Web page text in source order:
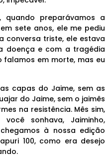
quando preparávamos a
sete anos, ele me pediu
conversa triste, ele estava
doença e com a tragédia
falamos em morte, mas eu
capas do Jaime, sem as
do Jaime, sem o jaimês
na resistência. Mês sim,
sonhava, Jaiminho,
à nossa edição
100, como era desejo